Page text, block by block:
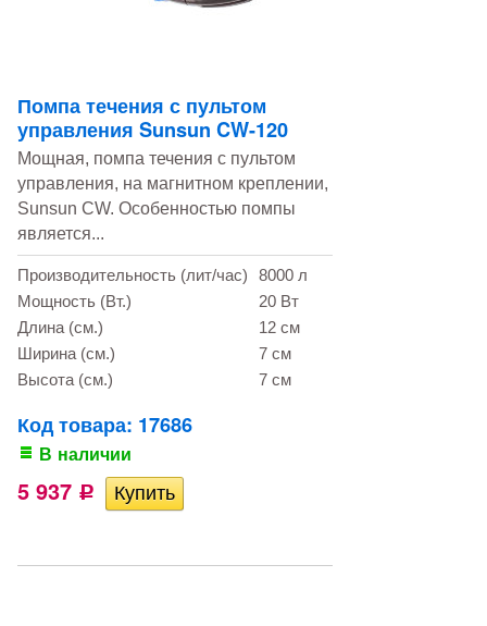
Помпа течения с пультом
управления Sunsun CW-120
Мощная, помпа течения c пультом
управления, на магнитном креплении,
Sunsun CW. Особенностью помпы
является...
Производительность (лит/час)
8000 л
Мощность (Вт.)
20 Вт
Длина (см.)
12 см
Ширина (см.)
7 см
Высота (см.)
7 см
Код товара: 17686
В наличии
5 937 Р